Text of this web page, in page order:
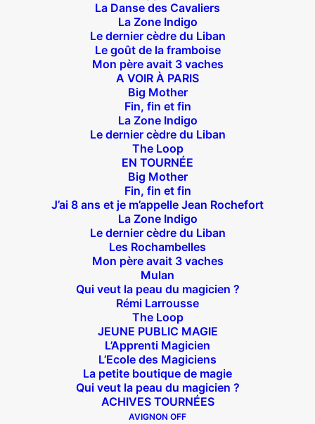
La Danse des Cavaliers
La Zone Indigo
Le dernier cèdre du Liban
Le goût de la framboise
Mon père avait 3 vaches
A VOIR À PARIS
Big Mother
Fin, fin et fin
La Zone Indigo
Le dernier cèdre du Liban
The Loop
EN TOURNÉE
Big Mother
Fin, fin et fin
J’ai 8 ans et je m’appelle Jean Rochefort
La Zone Indigo
Le dernier cèdre du Liban
Les Rochambelles
Mon père avait 3 vaches
Mulan
Qui veut la peau du magicien ?
Rémi Larrousse
The Loop
JEUNE PUBLIC MAGIE
L’Apprenti Magicien
L’Ecole des Magiciens
La petite boutique de magie
Qui veut la peau du magicien ?
ACHIVES TOURNÉES
AVIGNON OFF
Suivez nous !
Théâtre des Béliers Parisiens
14 bis rue Sainte Isaure 75018 Paris
Joffrin / Simplon – Loc :01 42 62 35 00
À l’affiche